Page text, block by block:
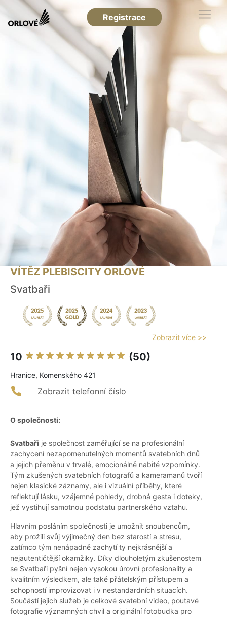
Registrace
VÍTĚZ PLEBISCITY ORLOVÉ
Svatbaři
Zobrazit více >>
10 (50)
Hranice, Komenského 421
Zobrazit telefonní číslo
O společnosti:
Svatbaři je společnost zaměřující se na profesionální
zachycení nezapomenutelných momentů svatebních dnů
a jejich přeměnu v trvalé, emocionálně nabité vzpomínky.
Tým zkušených svatebních fotografů a kameramanů tvoří
nejen klasické záznamy, ale i vizuální příběhy, které
reflektují lásku, vzájemné pohledy, drobná gesta i doteky,
jež vystihují samotnou podstatu partnerského vztahu.
Hlavním posláním společnosti je umožnit snoubencům,
aby prožili svůj výjimečný den bez starostí a stresu,
zatímco tým nenápadně zachytí ty nejkrásnější a
nejautentičtější okamžiky. Díky dlouholetým zkušenostem
se Svatbaři pyšní nejen vysokou úrovní profesionality a
kvalitním výsledkem, ale také přátelským přístupem a
schopností improvizovat i v nestandardních situacích.
Součástí jejich služeb je celkové svatební video, poutavé
fotografie významných chvil a originální fotobudka pro